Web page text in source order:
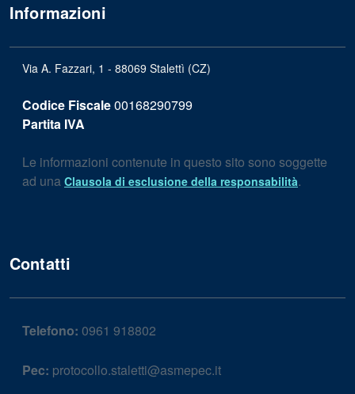
Informazioni
Via A. Fazzari, 1 - 88069 Stalettì (CZ)
Codice Fiscale00168290799
Partita IVA
Le informazioni contenute in questo sito sono soggette
ad una Clausola di esclusione della responsabilità.
Contatti
Telefono: 0961 918802
Pec: protocollo.staletti@asmepec.it